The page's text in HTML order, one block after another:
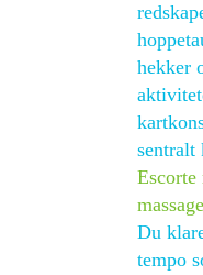
hekker
sentralt
Escorte
Du
tempo